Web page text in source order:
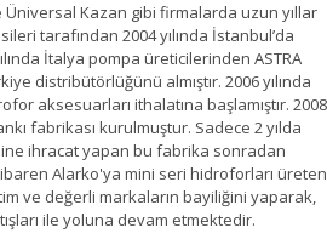
Üniversal Kazan gibi firmalarda uzun yıllar
tarafından 2004 yılında İstanbul’da
İtalya pompa üreticilerinden ASTRA
distribütörlüğünü almıştır. 2006 yılında
aksesuarları ithalatına başlamıştır. 2008
fabrikası kurulmuştur. Sadece 2 yılda
ihracat yapan bu fabrika sonradan
Alarko'ya mini seri hidroforları üreten
ve değerli markaların bayiliğini yaparak,
ile yoluna devam etmektedir.